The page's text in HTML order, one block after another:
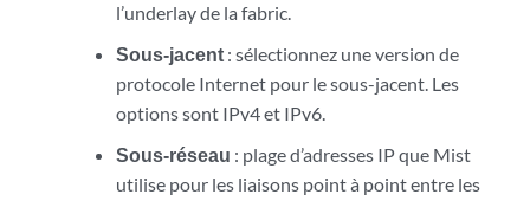
l’underlay de la fabric.
Sous-jacent : sélectionnez une version de
protocole Internet pour le sous-jacent. Les
options sont IPv4 et IPv6.
Sous-réseau : plage d’adresses IP que Mist
utilise pour les liaisons point à point entre les